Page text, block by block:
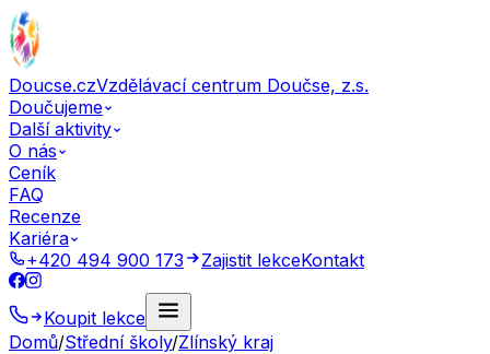
Doucse.czVzdělávací centrum Doučse, z.s.
Doučujeme
Další aktivity
O nás
Ceník
FAQ
Recenze
Kariéra
+420 494 900 173
Zajistit lekceKontakt
Koupit lekce
Domů/Střední školy/Zlínský kraj